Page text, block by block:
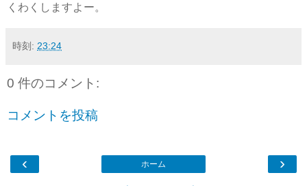
くわくしますよー。
時刻: 23:24
0 件のコメント:
コメントを投稿
‹ ›
ホーム